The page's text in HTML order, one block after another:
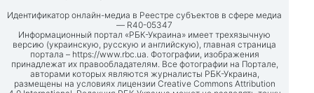
Идентификатор онлайн-медиа в Реестре субъектов в сфере медиа
— R40-05347
Информационный портал «РБК-Украина» имеет трехязычную
версию (украинскую, русскую и английскую), главная страница
портала – https://www.rbc.ua. Фотографии, изображения
принадлежат их правообладателям. Все фотографии на Портале,
авторами которых являются журналисты РБК-Украина,
размещены на условиях лицензии Creative Commons Attribution